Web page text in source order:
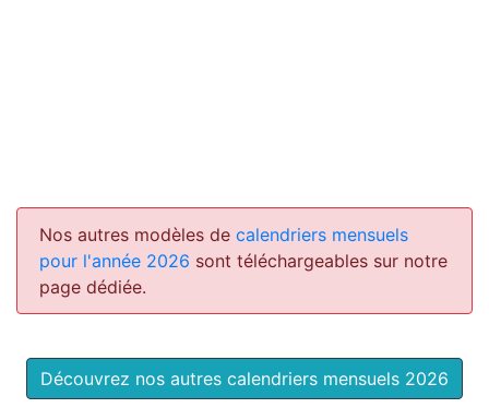
Nos autres modèles de calendriers mensuels
pour l'année 2026 sont téléchargeables sur notre
page dédiée.
Découvrez nos autres calendriers mensuels 2026